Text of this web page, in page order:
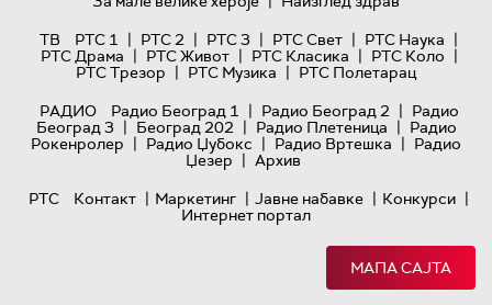
ТВ
РТС 1 | РТС 2 | РТС 3 | РТС Свет | РТС Наука |
РТС Драма | РТС Живот | РТС Класика | РТС Коло |
РТС Трезор | РТС Музика | РТС Полетарац
РАДИО
Радио Београд 1 | Радио Београд 2 | Радио
Београд 3 | Београд 202 | Радио Плетеница | Радио
Рокенролер | Радио Џубокс | Радио Вртешка | Радио
Џезер | Архив
РТС
Контакт | Маркетинг | Јавне набавке | Конкурси |
Интернет портал
МАПА САЈТА